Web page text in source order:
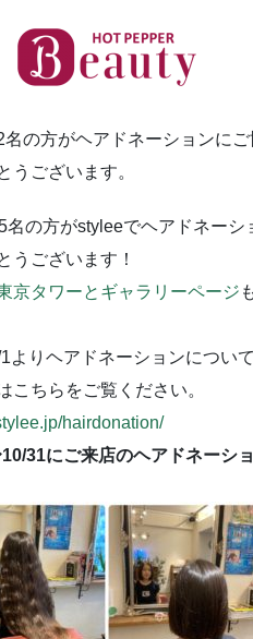
名の方がヘアドネーションにご
うございます。
名の方がstyleeでヘアドネーシ
うございます！
京タワーとギャラリーページ
よりヘアドネーションについ
こちらをご覧ください。
hairdonation/
31にご来店のヘアドネーシ